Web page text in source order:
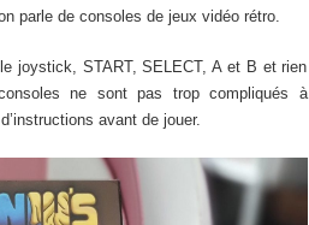
parle de consoles de jeux vidéo rétro.
joystick, START, SELECT, A et B et rien
ne sont pas trop compliqués à
avant de jouer.